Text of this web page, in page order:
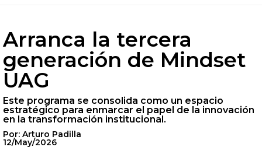
Arranca la tercera
generación de Mindset
UAG
Este programa se consolida como un espacio
estratégico para enmarcar el papel de la innovación
en la transformación institucional.
Por: Arturo Padilla
12/May/2026